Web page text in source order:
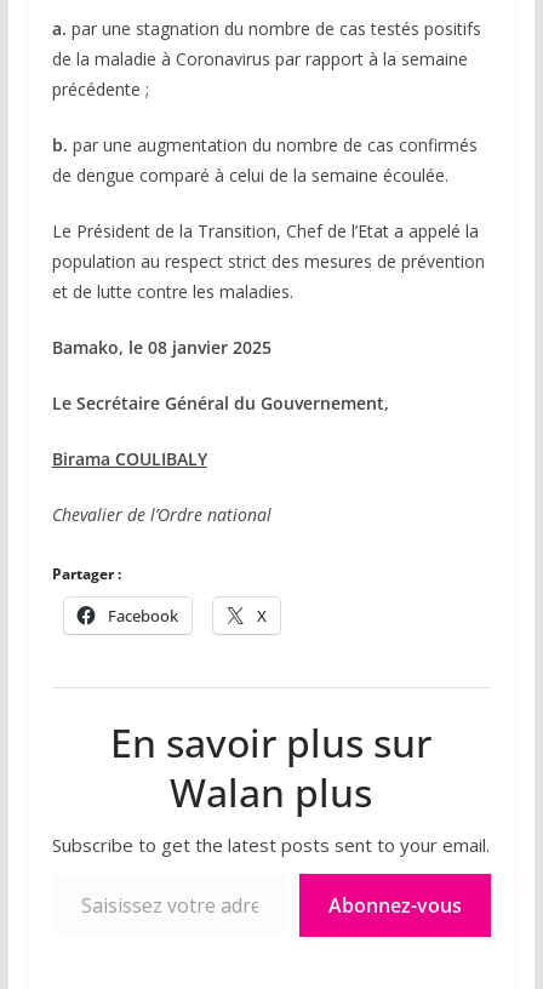
a. par une stagnation du nombre de cas testés positifs
de la maladie à Coronavirus par rapport à la semaine
précédente ;
b. par une augmentation du nombre de cas confirmés
de dengue comparé à celui de la semaine écoulée.
Le Président de la Transition, Chef de l’Etat a appelé la
population au respect strict des mesures de prévention
et de lutte contre les maladies.
Bamako, le 08 janvier 2025
Le Secrétaire Général du Gouvernement,
Birama COULIBALY
Chevalier de l’Ordre national
Partager :
Facebook X
En savoir plus sur
Walan plus
Subscribe to get the latest posts sent to your email.
Abonnez-vous